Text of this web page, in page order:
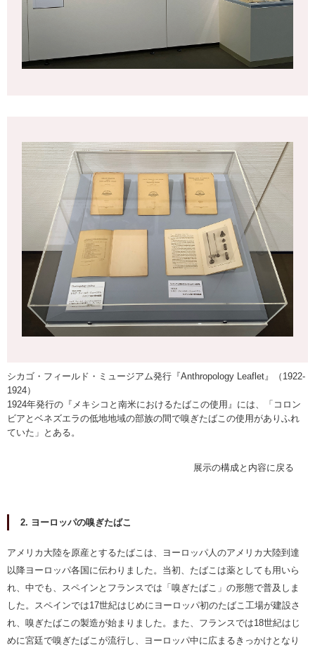
シカゴ・フィールド・ミュージアム発行『Anthropology Leaflet』（1922-
1924）
1924年発行の『メキシコと南米におけるたばこの使用』には、「コロン
ビアとベネズエラの低地地域の部族の間で嗅ぎたばこの使用がありふれ
ていた」とある。
展示の構成と内容に戻る
2. ヨーロッパの嗅ぎたばこ
アメリカ大陸を原産とするたばこは、ヨーロッパ人のアメリカ大陸到達
以降ヨーロッパ各国に伝わりました。当初、たばこは薬としても用いら
れ、中でも、スペインとフランスでは「嗅ぎたばこ」の形態で普及しま
した。スペインでは17世紀はじめにヨーロッパ初のたばこ工場が建設さ
れ、嗅ぎたばこの製造が始まりました。また、フランスでは18世紀はじ
めに宮廷で嗅ぎたばこが流行し、ヨーロッパ中に広まるきっかけとなり